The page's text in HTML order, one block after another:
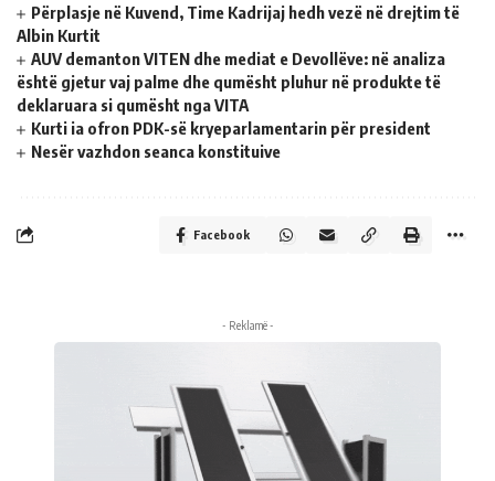
Përplasje në Kuvend, Time Kadrijaj hedh vezë në drejtim të
Albin Kurtit
AUV demanton VITEN dhe mediat e Devollëve: në analiza
është gjetur vaj palme dhe qumësht pluhur në produkte të
deklaruara si qumësht nga VITA
Kurti ia ofron PDK-së kryeparlamentarin për president
Nesër vazhdon seanca konstituive
Facebook
- Reklamë -